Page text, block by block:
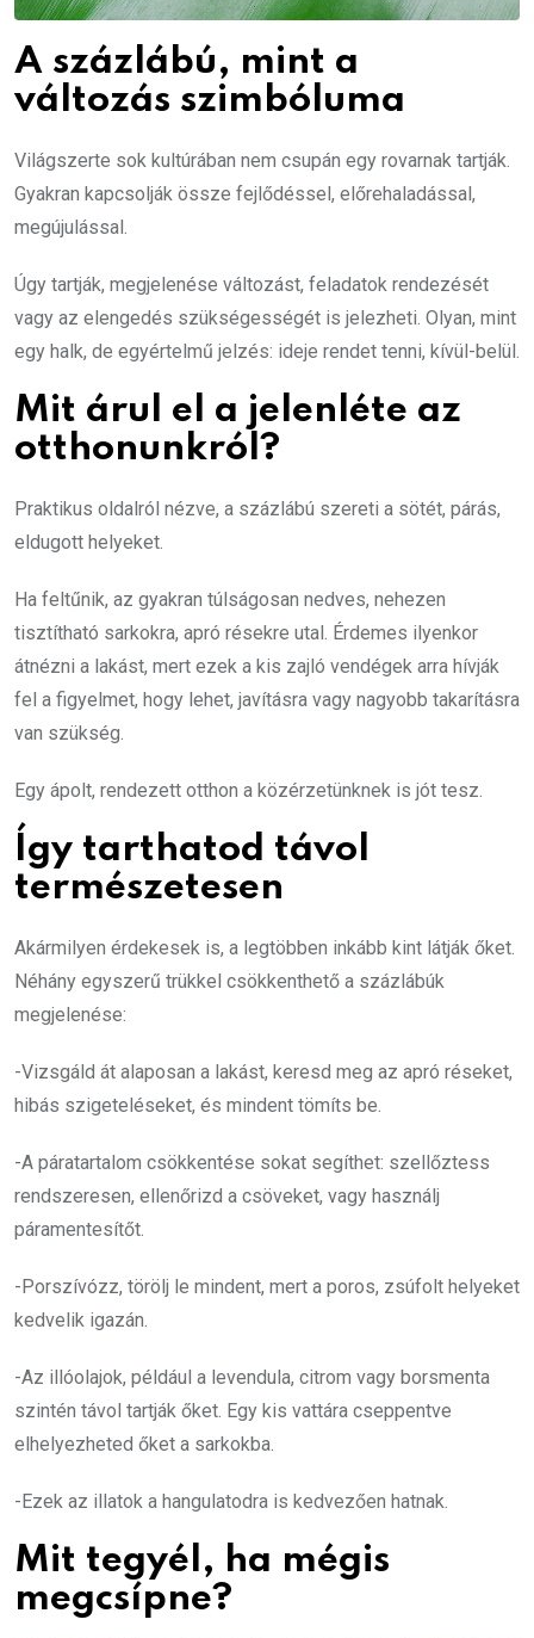
A százlábú, mint a
változás szimbóluma
Világszerte sok kultúrában nem csupán egy rovarnak tartják.
Gyakran kapcsolják össze fejlődéssel, előrehaladással,
megújulással.
Úgy tartják, megjelenése változást, feladatok rendezését
vagy az elengedés szükségességét is jelezheti. Olyan, mint
egy halk, de egyértelmű jelzés: ideje rendet tenni, kívül-belül.
Mit árul el a jelenléte az
otthonunkról?
Praktikus oldalról nézve, a százlábú szereti a sötét, párás,
eldugott helyeket.
Ha feltűnik, az gyakran túlságosan nedves, nehezen
tisztítható sarkokra, apró résekre utal. Érdemes ilyenkor
átnézni a lakást, mert ezek a kis zajló vendégek arra hívják
fel a figyelmet, hogy lehet, javításra vagy nagyobb takarításra
van szükség.
Egy ápolt, rendezett otthon a közérzetünknek is jót tesz.
Így tarthatod távol
természetesen
Akármilyen érdekesek is, a legtöbben inkább kint látják őket.
Néhány egyszerű trükkel csökkenthető a százlábúk
megjelenése:
-Vizsgáld át alaposan a lakást, keresd meg az apró réseket,
hibás szigeteléseket, és mindent tömíts be.
-A páratartalom csökkentése sokat segíthet: szellőztess
rendszeresen, ellenőrizd a csöveket, vagy használj
páramentesítőt.
-Porszívózz, törölj le mindent, mert a poros, zsúfolt helyeket
kedvelik igazán.
-Az illóolajok, például a levendula, citrom vagy borsmenta
szintén távol tartják őket. Egy kis vattára cseppentve
elhelyezheted őket a sarkokba.
-Ezek az illatok a hangulatodra is kedvezően hatnak.
Mit tegyél, ha mégis
megcsípne?